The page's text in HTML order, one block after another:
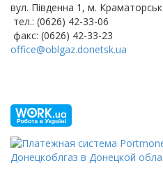
вул. Південна 1, м. Краматорськ
тел.: (0626) 42-33-06
факс: (0626) 42-33-23
office@oblgaz.donetsk.ua